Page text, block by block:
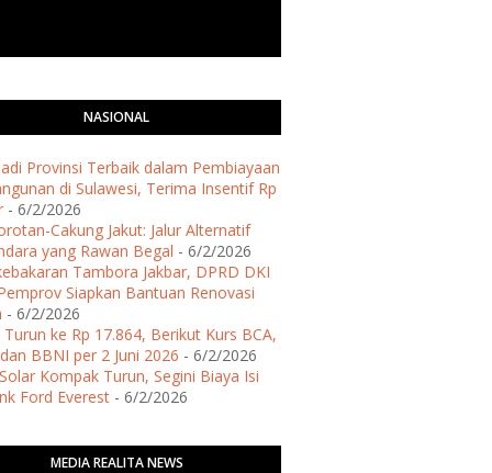
NASIONAL
Provinsi Terbaik dalam Pembiayaan
di Sulawesi, Terima Insentif Rp
- 6/2/2026
Cakung Jakut: Jalur Alternatif
yang Rawan Begal - 6/2/2026
Tambora Jakbar, DPRD DKI
Siapkan Bantuan Renovasi
- 6/2/2026
Turun ke Rp 17.864, Berikut Kurs BCA,
BBNI per 2 Juni 2026 - 6/2/2026
Kompak Turun, Segini Biaya Isi
Ford Everest - 6/2/2026
MEDIA REALITA NEWS